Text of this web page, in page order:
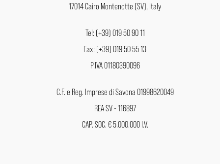
17014 Cairo Montenotte (SV), Italy
Tel: (+39) 019 50 90 11
Fax: (+39) 019 50 55 13
P.IVA 01180390096
C.F. e Reg. Imprese di Savona 01998620049
REA SV - 116897
CAP. SOC. € 5.000.000 I.V.